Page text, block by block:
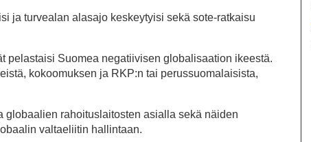
ja turvealan alasajo keskeytyisi sekä sote-ratkaisu
pelastaisi Suomea negatiivisen globalisaation ikeestä.
kokoomuksen ja RKP:n tai perussuomalaisista,
rahoituslaitosten asialla sekä näiden
valtaeliitin hallintaan.